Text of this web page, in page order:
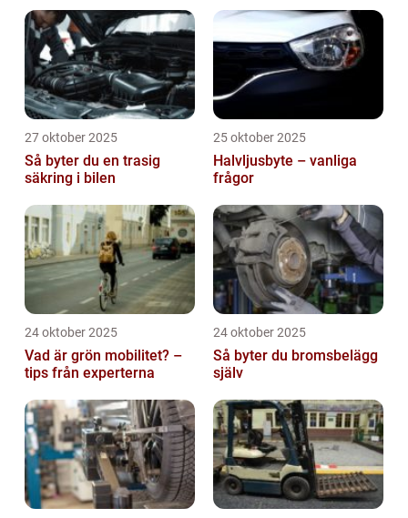
27 oktober 2025
Så byter du en trasig
säkring i bilen
25 oktober 2025
Halvljusbyte – vanliga
frågor
24 oktober 2025
Vad är grön mobilitet? –
tips från experterna
24 oktober 2025
Så byter du bromsbelägg
själv